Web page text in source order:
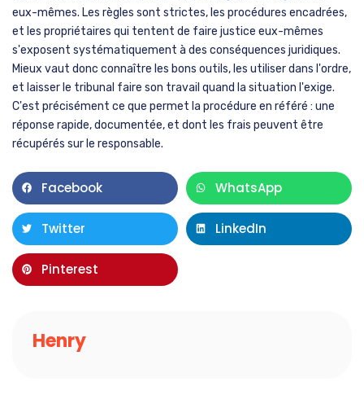
eux-mêmes. Les règles sont strictes, les procédures encadrées,
et les propriétaires qui tentent de faire justice eux-mêmes
s'exposent systématiquement à des conséquences juridiques.
Mieux vaut donc connaître les bons outils, les utiliser dans l'ordre,
et laisser le tribunal faire son travail quand la situation l'exige.
C'est précisément ce que permet la procédure en référé : une
réponse rapide, documentée, et dont les frais peuvent être
récupérés sur le responsable.
Facebook WhatsApp
Twitter LinkedIn
Pinterest
Henry